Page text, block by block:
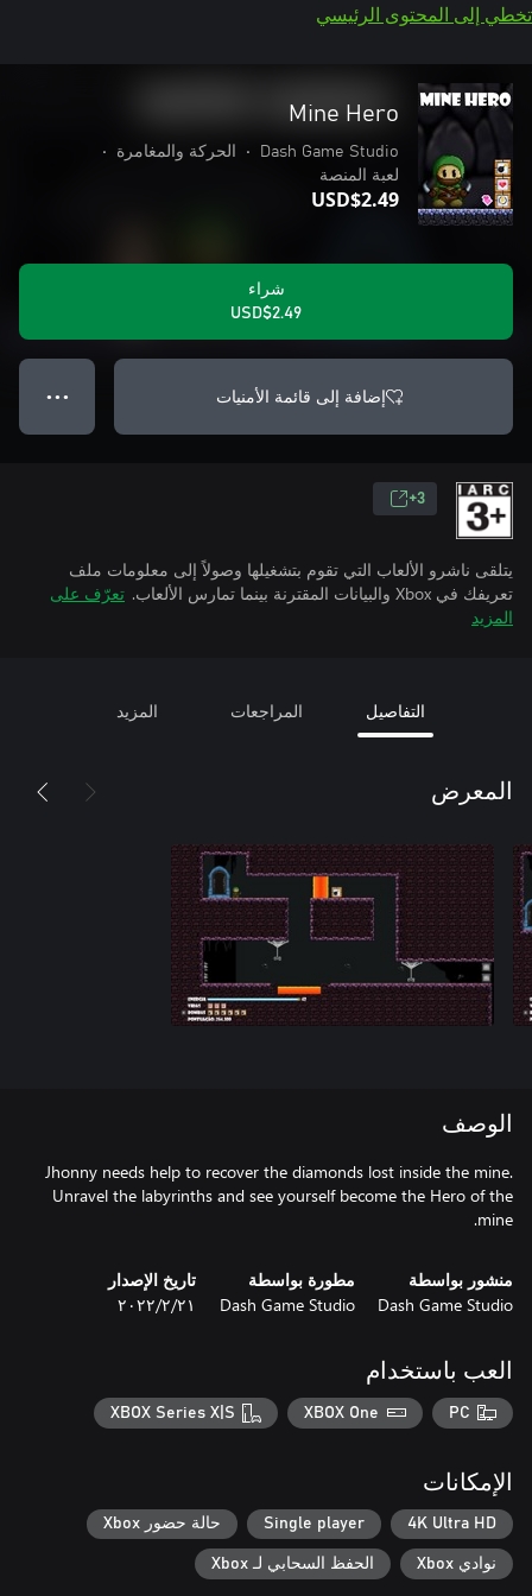
تخطي إلى المحتوى الرئيسي
Mine Hero
Dash Game Studio
• الحركة والمغامرة
•
لعبة المنصة
USD$2.49
شراء
USD$2.49
إضافة إلى قائمة الأمنيات ● ● ●
3+
يتلقى ناشرو الألعاب التي تقوم بتشغيلها وصولاً إلى معلومات ملف
تعريفك في Xbox والبيانات المقترنة بينما تمارس الألعاب.
تعرّف على
المزيد
التفاصيل المراجعات المزيد
المعرض
الوصف
Jhonny needs help to recover the diamonds lost inside the mine.
Unravel the labyrinths and see yourself become the Hero of the
mine.
منشور بواسطة
Dash Game Studio
مطورة بواسطة
Dash Game Studio
تاريخ الإصدار
٢١‏/٢‏/٢٠٢٢
العب باستخدام
PC
XBOX One
XBOX Series X|S
الإمكانات
4K Ultra HD
Single player حالة حضور Xbox
نوادي Xbox الحفظ السحابي لـ Xbox